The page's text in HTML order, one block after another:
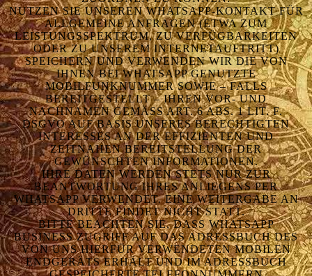
NUTZEN SIE UNSEREN WHATSAPP-KONTAKT FÜR
ALLGEMEINE ANFRAGEN (ETWA ZUM
LEISTUNGSSPEKTRUM, ZU VERFÜGBARKEITEN
ODER ZU UNSEREM INTERNETAUFTRITT)
SPEICHERN UND VERWENDEN WIR DIE VON
IHNEN BEI WHATSAPP GENUTZTE
MOBILFUNKNUMMER SOWIE – FALLS
BEREITGESTELLT – IHREN VOR- UND
NACHNAMEN GEMÄSS ART. 6 ABS. 1 LIT. F. D
SGVO AUF BASIS UNSERES BERECHTIGTEN I
NTERESSES AN DER EFFIZIENTEN UND Z
EITNAHEN BEREITSTELLUNG DER G
EWÜNSCHTEN INFORMATIONEN.
IHRE DATEN WERDEN STETS NUR ZUR
BEANTWORTUNG IHRES ANLIEGENS PER
WHATSAPP VERWENDET. EINE WEITERGABE AN
DRITTE FINDET NICHT STATT.
BITTE BEACHTEN SIE, DASS WHATSAPP
BUSINESS ZUGRIFF AUF DAS ADRESSBUCH DES
VON UNS HIERFÜR VERWENDETEN MOBILEN
ENDGERÄTS ERHÄLT UND IM ADRESSBUCH